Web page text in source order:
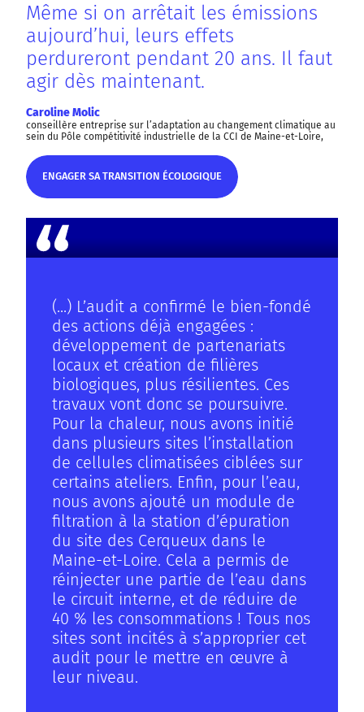
Même si on arrêtait les émissions
aujourd’hui, leurs effets
perdureront pendant 20 ans. Il faut
agir dès maintenant.
Caroline Molic
conseillère entreprise sur l’adaptation au changement climatique au
sein du Pôle compétitivité industrielle de la CCI de Maine-et-Loire,
ENGAGER SA TRANSITION ÉCOLOGIQUE
ENGAGER SA TRANSITION ÉCOLOGIQUE
(...) L’audit a confirmé le bien-fondé
des actions déjà engagées :
développement de partenariats
locaux et création de filières
biologiques, plus résilientes. Ces
travaux vont donc se poursuivre.
Pour la chaleur, nous avons initié
dans plusieurs sites l’installation
de cellules climatisées ciblées sur
certains ateliers. Enfin, pour l’eau,
nous avons ajouté un module de
filtration à la station d’épuration
du site des Cerqueux dans le
Maine-et-Loire. Cela a permis de
réinjecter une partie de l’eau dans
le circuit interne, et de réduire de
40 % les consommations ! Tous nos
sites sont incités à s’approprier cet
audit pour le mettre en œuvre à
leur niveau.